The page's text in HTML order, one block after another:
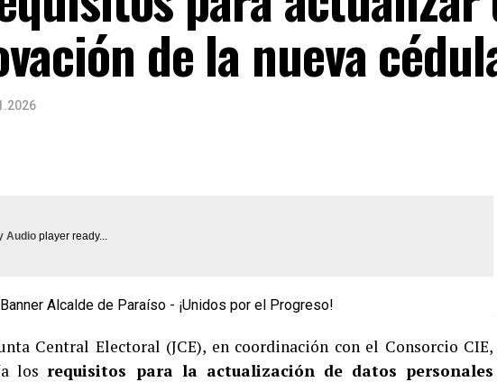
de la nueva
Audio player ready...
Central Electoral (JCE), en coordinación con el Consorcio CIE,
losrequisitos para la actualización de datos personales